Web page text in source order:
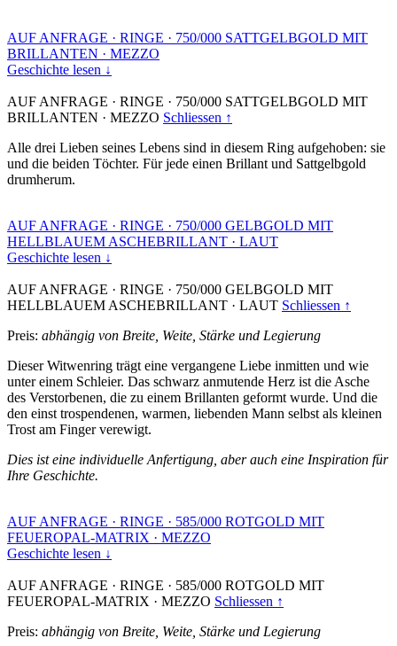
AUF ANFRAGE · RINGE · 750/000 SATTGELBGOLD MIT
BRILLANTEN · MEZZO
Geschichte lesen ↓
AUF ANFRAGE · RINGE · 750/000 SATTGELBGOLD MIT
BRILLANTEN · MEZZO Schliessen ↑
Alle drei Lieben seines Lebens sind in diesem Ring aufgehoben: sie
und die beiden Töchter. Für jede einen Brillant und Sattgelbgold
drumherum.
AUF ANFRAGE · RINGE · 750/000 GELBGOLD MIT
HELLBLAUEM ASCHEBRILLANT · LAUT
Geschichte lesen ↓
AUF ANFRAGE · RINGE · 750/000 GELBGOLD MIT
HELLBLAUEM ASCHEBRILLANT · LAUT Schliessen ↑
Preis: abhängig von Breite, Weite, Stärke und Legierung
Dieser Witwenring trägt eine vergangene Liebe inmitten und wie
unter einem Schleier. Das schwarz anmutende Herz ist die Asche
des Verstorbenen, die zu einem Brillanten geformt wurde. Und die
den einst trospendenen, warmen, liebenden Mann selbst als kleinen
Trost am Finger verewigt.
Dies ist eine individuelle Anfertigung, aber auch eine Inspiration für
Ihre Geschichte.
AUF ANFRAGE · RINGE · 585/000 ROTGOLD MIT
FEUEROPAL-MATRIX · MEZZO
Geschichte lesen ↓
AUF ANFRAGE · RINGE · 585/000 ROTGOLD MIT
FEUEROPAL-MATRIX · MEZZO Schliessen ↑
Preis: abhängig von Breite, Weite, Stärke und Legierung